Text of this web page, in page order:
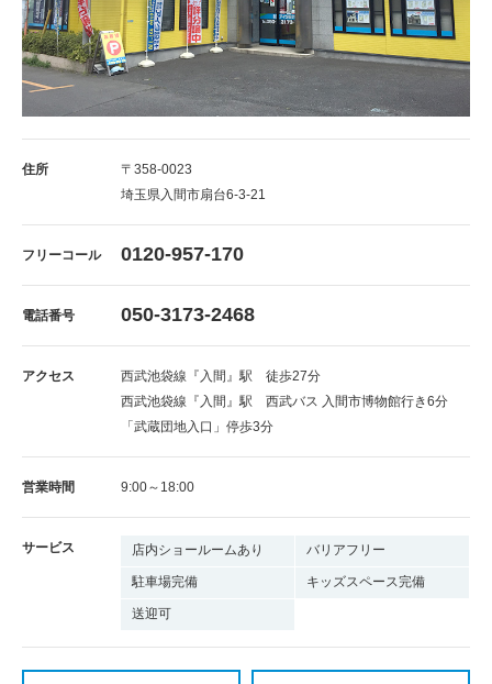
住所
〒358-0023
埼玉県入間市扇台6-3-21
フリーコール 0120-957-170
電話番号 050-3173-2468
アクセス
西武池袋線『入間』駅 徒歩27分
西武池袋線『入間』駅 西武バス 入間市博物館行き6分
「武蔵団地入口」停歩3分
営業時間 9:00～18:00
サービス 店内ショールームあり バリアフリー
駐車場完備 キッズスペース完備
送迎可